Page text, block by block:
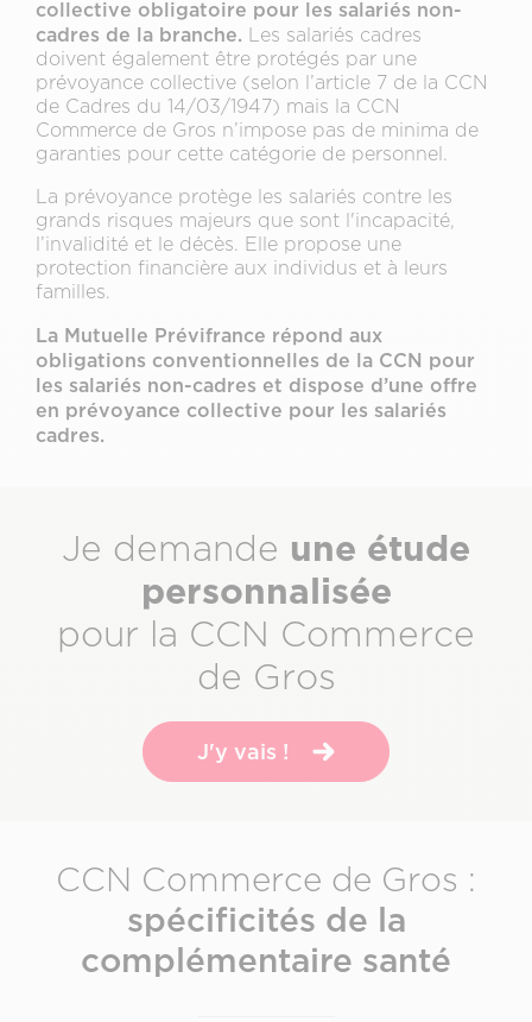
collective obligatoire pour les salariés non-
cadres de la branche. Les salariés cadres
doivent également être protégés par une
prévoyance collective (selon l’article 7 de la CCN
de Cadres du 14/03/1947) mais la CCN
Commerce de Gros n’impose pas de minima de
garanties pour cette catégorie de personnel.
La prévoyance protège les salariés contre les
grands risques majeurs que sont l'incapacité,
l’invalidité et le décès. Elle propose une
protection financière aux individus et à leurs
familles.
La Mutuelle Prévifrance répond aux
obligations conventionnelles de la CCN pour
les salariés non-cadres et dispose d’une offre
en prévoyance collective pour les salariés
cadres.
Sous-
Je demande une étude
personnalisée
pour la CCN Commerce
de Gros
J'y vais !
CCN Commerce de Gros :
spécificités de la
complémentaire santé